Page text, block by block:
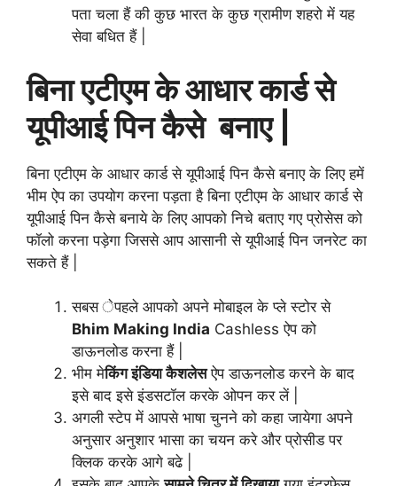
पता चला हैं की कुछ भारत के कुछ ग्रामीण शहरो में यह
सेवा बधित हैं |
बिना एटीएम के आधार कार्ड से
यूपीआई पिन कैसे बनाए |
बिना एटीएम के आधार कार्ड से यूपीआई पिन कैसे बनाए के लिए हमें
भीम ऐप का उपयोग करना पड़ता है बिना एटीएम के आधार कार्ड से
यूपीआई पिन कैसे बनाये के लिए आपको निचे बताए गए प्रोसेस को
फॉलो करना पड़ेगा जिससे आप आसानी से यूपीआई पिन जनरेट का
सकते हैं |
सबस ेपहले आपको अपने मोबाइल के प्ले स्टोर से
Bhim Making India Cashless ऐप को
डाऊनलोड करना हैं |
भीम मेकिंग इंडिया कैशलेसऐप डाऊनलोड करने के बाद
इसे बाद इसे इंडसटॉल करके ओपन कर लें |
अगली स्टेप में आपसे भाषा चुनने को कहा जायेगा अपने
अनुसार अनुशार भासा का चयन करे और प्रोसीड पर
क्लिक करके आगे बढे |